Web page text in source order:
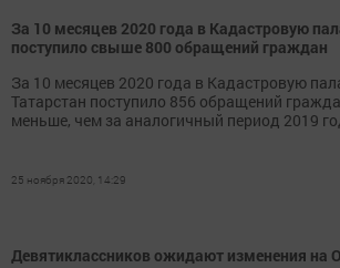
За 10 месяцев 2020 года в Кадастровую
поступило свыше 800 обращений граждан
За 10 месяцев 2020 года в Кадастровую
Татарстан поступило 856 обращений
меньше, чем за аналогичный период 2019
25 ноября 2020, 14:29
Девятиклассников ожидают изменения на